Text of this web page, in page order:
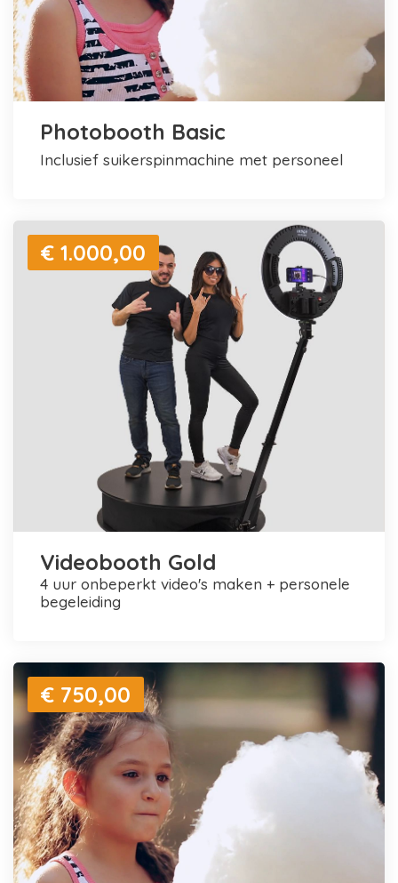
Photobooth Basic
inclusief suikerspinmachine met personeel
€ 1.000,00
Videobooth Gold
4 uur onbeperkt video's maken + personele
begeleiding
€ 750,00